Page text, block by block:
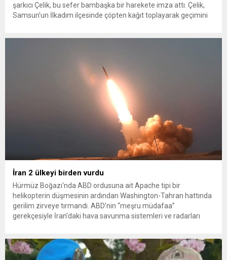
şarkıcı Çelik, bu sefer bambaşka bir harekete imza attı. Çelik,
Samsun’un İlkadım ilçesinde çöpten kağıt toplayarak geçimini
İran 2 ülkeyi birden vurdu
Hürmüz Boğazı’nda ABD ordusuna ait Apache tipi bir
helikopterin düşmesinin ardından Washington-Tahran hattında
gerilim zirveye tırmandı. ABD’nin “meşru müdafaa”
gerekçesiyle İran’daki hava savunma sistemleri ve radarları
yeni bir ABD saldırısına anında yanıt verileceğini duyurdu....